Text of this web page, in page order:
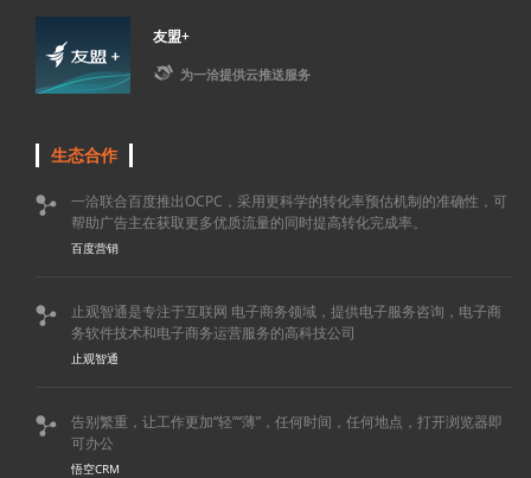
友盟+
 为一洽提供云推送服务
生态合作

一洽联合百度推出OCPC，采用更科学的转化率预估机制的准确性，可
帮助广告主在获取更多优质流量的同时提高转化完成率。
百度营销

止观智通是专注于互联网 电子商务领域，提供电子服务咨询，电子商
务软件技术和电子商务运营服务的高科技公司
止观智通

告别繁重，让工作更加“轻”“薄”，任何时间，任何地点，打开浏览器即
可办公
悟空CRM